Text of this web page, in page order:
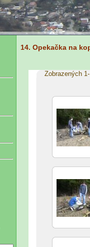
14. Opekačka na
Zobrazených